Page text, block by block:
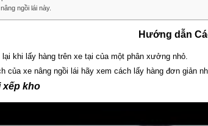
ngồi lái này.
Hướng dẫn
khi lấy hàng trên xe tại của một phân xưởng nhỏ.
của xe nâng ngồi lái hãy xem cách lấy hàng đơn giản
xếp kho